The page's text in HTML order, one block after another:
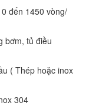
đến 1450 vòng/
bơm, tủ điều
( Thép hoặc inox
304